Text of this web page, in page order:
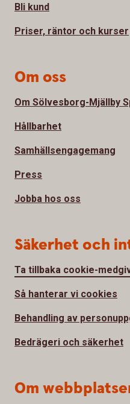
Bli kund
Priser, räntor och kurser
Om oss
Om Sölvesborg-Mjällby
Hållbarhet
Samhällsengagemang
Press
Jobba hos oss
Säkerhet och
Ta tillbaka cookie-
Så hanterar vi cookies
Behandling av
Bedrägeri och säkerhet
Om